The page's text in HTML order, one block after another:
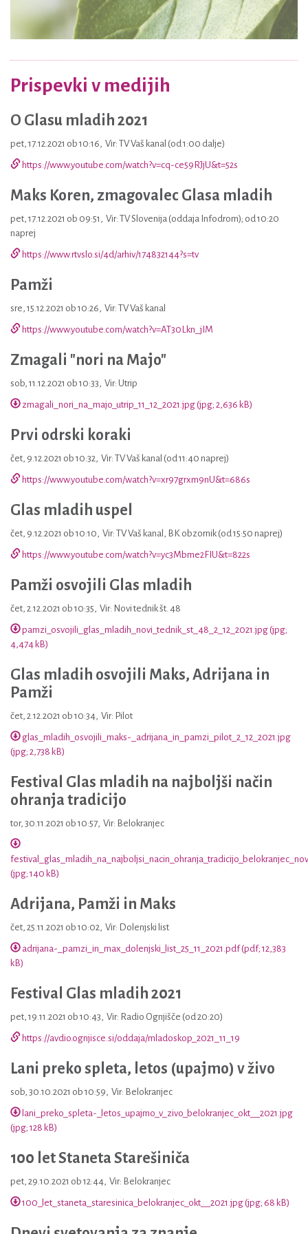
Prispevki v medijih
O Glasu mladih 2021
pet, 17.12.2021 ob 10:16, Vir: TV Vaš kanal (od 1:00 dalje)
https://www.youtube.com/watch?v=cq-ce59RJjU&t=52s
Maks Koren, zmagovalec Glasa mladih
pet, 17.12.2021 ob 09:51 , Vir: TV Slovenija (oddaja Infodrom); od 10:20
naprej
https://www.rtvslo.si/4d/arhiv/174832144?s=tv
Pamži
sre, 15.12.2021 ob 10:26, Vir: TV Vaš kanal
https://www.youtube.com/watch?v=AT30Lkn_jIM
Zmagali "nori na Majo"
sob, 11.12.2021 ob 10:33, Vir: Utrip
zmagali_nori_na_majo_utrip_11_12_2021.jpg (jpg; 2,636 kB)
Prvi odrski koraki
čet, 9.12.2021 ob 10:32, Vir: TV Vaš kanal (od 11:40 naprej)
https://www.youtube.com/watch?v=xr97grxm9nU&t=686s
Glas mladih uspel
čet, 9.12.2021 ob 10:10, Vir: TV Vaš kanal, BK obzornik (od 15:50 naprej)
https://www.youtube.com/watch?v=yc3Mbme2FIU&t=822s
Pamži osvojili Glas mladih
čet, 2.12.2021 ob 10:35, Vir: Novi tednik št. 48
pamzi_osvojili_glas_mladih_novi_tednik_st_48_2_12_2021.jpg (jpg;
4,474 kB)
Glas mladih osvojili Maks, Adrijana in
Pamži
čet, 2.12.2021 ob 10:34, Vir: Pilot
glas_mladih_osvojili_maks-_adrijana_in_pamzi_pilot_2_12_2021.jpg
(jpg; 2,738 kB)
Festival Glas mladih na najboljši način
ohranja tradicijo
tor, 30.11.2021 ob 10:57, Vir: Belokranjec
(jpg; 140 kB)
Adrijana, Pamži in Maks
čet, 25.11.2021 ob 10:02, Vir: Dolenjski list
adrijana-_pamzi_in_max_dolenjski_list_25_11_2021.pdf (pdf; 12,383
kB)
Festival Glas mladih 2021
pet, 19.11.2021 ob 10:43, Vir: Radio Ognjišče (od 20:20)
https://avdio.ognjisce.si/oddaja/mladoskop_2021_11_19
Lani preko spleta, letos (upajmo) v živo
sob, 30.10.2021 ob 10:59, Vir: Belokranjec
lani_preko_spleta-_letos_upajmo_v_zivo_belokranjec_okt__2021.jpg
(jpg; 128 kB)
100 let Staneta Starešiniča
pet, 29.10.2021 ob 12:44, Vir: Belokranjec
100_let_staneta_staresinica_belokranjec_okt__2021.jpg (jpg; 68 kB)